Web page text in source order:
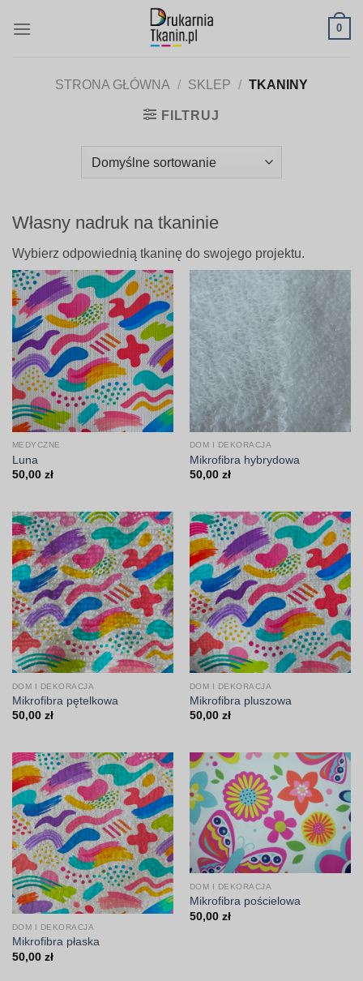
0
STRONA GŁÓWNA / SKLEP / TKANINY
FILTRUJ
Własny nadruk na tkaninie
Wybierz odpowiednią tkaninę do swojego projektu.
MEDYCZNE
Luna
50,00 zł
DOM I DEKORACJA
Mikrofibra hybrydowa
50,00 zł
DOM I DEKORACJA
Mikrofibra pętelkowa
50,00 zł
DOM I DEKORACJA
Mikrofibra pluszowa
50,00 zł
DOM I DEKORACJA
Mikrofibra płaska
50,00 zł
DOM I DEKORACJA
Mikrofibra pościelowa
50,00 zł